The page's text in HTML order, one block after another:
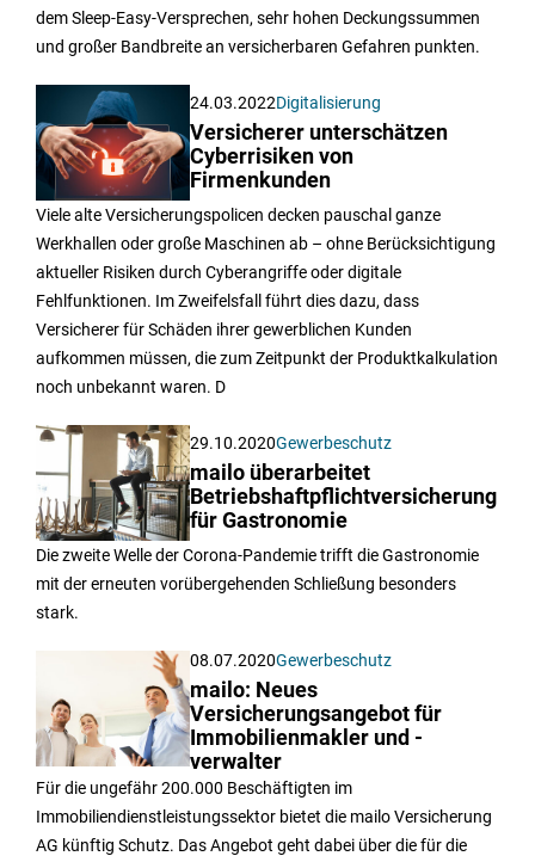
dem Sleep-Easy-Versprechen, sehr hohen Deckungssummen
und großer Bandbreite an versicherbaren Gefahren punkten.
24.03.2022Digitalisierung
Versicherer unterschätzen
Cyberrisiken von
Firmenkunden
Viele alte Versicherungspolicen decken pauschal ganze
Werkhallen oder große Maschinen ab – ohne Berücksichtigung
aktueller Risiken durch Cyberangriffe oder digitale
Fehlfunktionen. Im Zweifelsfall führt dies dazu, dass
Versicherer für Schäden ihrer gewerblichen Kunden
aufkommen müssen, die zum Zeitpunkt der Produktkalkulation
noch unbekannt waren. D
29.10.2020Gewerbeschutz
mailo überarbeitet
Betriebshaftpflichtversicherung
für Gastronomie
Die zweite Welle der Corona-Pandemie trifft die Gastronomie
mit der erneuten vorübergehenden Schließung besonders
stark.
08.07.2020Gewerbeschutz
mailo: Neues
Versicherungsangebot für
Immobilienmakler und -
verwalter
Für die ungefähr 200.000 Beschäftigten im
Immobiliendienstleistungssektor bietet die mailo Versicherung
AG künftig Schutz. Das Angebot geht dabei über die für die